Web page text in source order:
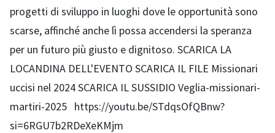
progetti di sviluppo in luoghi dove le opportunità sono
scarse, affinché anche lì possa accendersi la speranza
per un futuro più giusto e dignitoso. SCARICA LA
LOCANDINA DELL'EVENTO SCARICA IL FILE Missionari
uccisi nel 2024 SCARICA IL SUSSIDIO Veglia-missionari-
martiri-2025 https://youtu.be/STdqsOfQBnw?
si=6RGU7b2RDeXeKMjm